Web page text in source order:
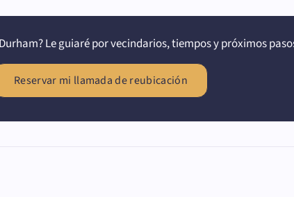
Le guiaré por vecindarios, tiempos y próximos
Reservar mi llamada de reubicación